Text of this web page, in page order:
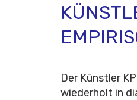
Der Künstler
wiederholt in